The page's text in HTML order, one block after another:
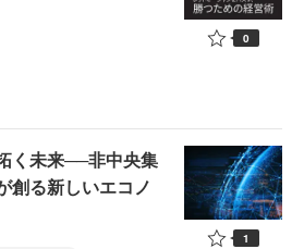
0
く未来──非中央集
創る新しいエコノ
1